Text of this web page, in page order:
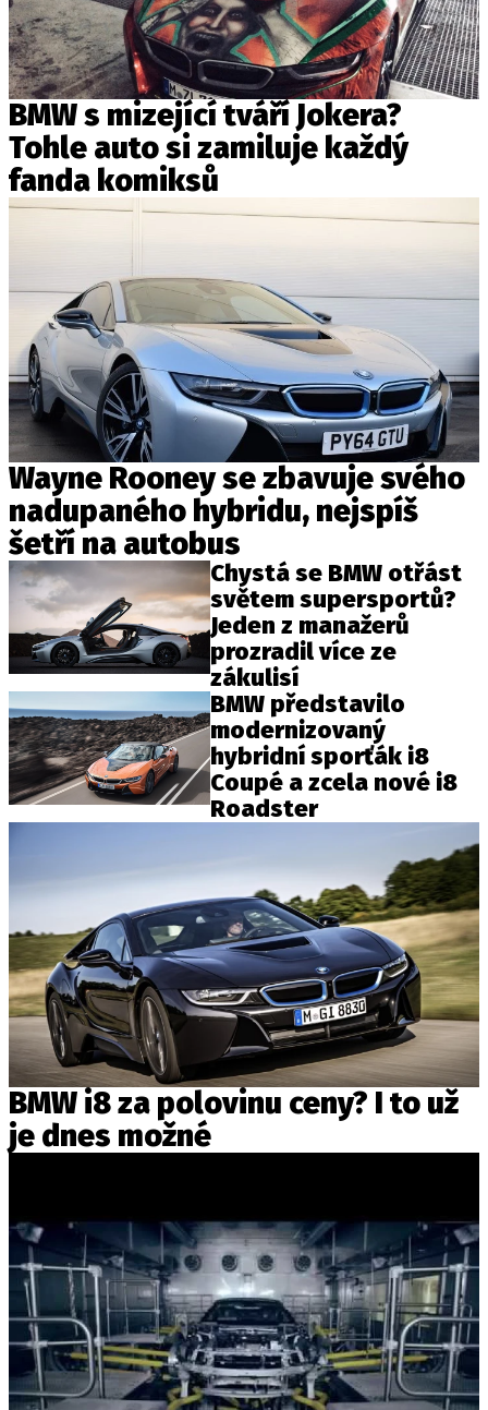
BMW s mizející tváří Jokera?
Tohle auto si zamiluje každý
fanda komiksů
Wayne Rooney se zbavuje svého
nadupaného hybridu, nejspíš
šetří na autobus
Chystá se BMW otřást
světem supersportů?
Jeden z manažerů
prozradil více ze
zákulisí
BMW představilo
modernizovaný
hybridní sporťák i8
Coupé a zcela nové i8
Roadster
BMW i8 za polovinu ceny? I to už
je dnes možné